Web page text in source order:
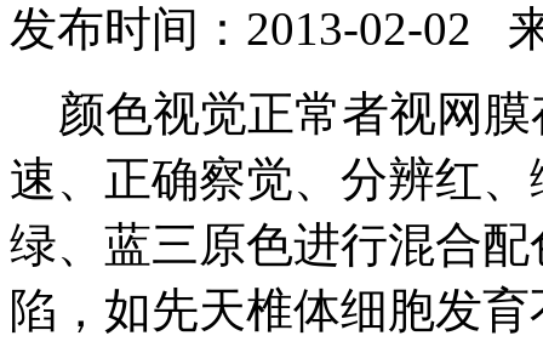
发布时间：2013-02-02
颜色视觉正常者视网膜
速、正确察觉、分辨红
绿、蓝三原色进行混合
陷，如先天椎体细胞发